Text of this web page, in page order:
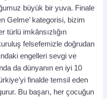
büyük bir yuva. Finale
Gelme’ kategorisi, bizim
türlü imkânsızlığın
felsefemizle doğrudan
engelleri sevgi ve
da dünyanın en iyi 10
finalde temsil eden
Bu başarı, her çocuğun